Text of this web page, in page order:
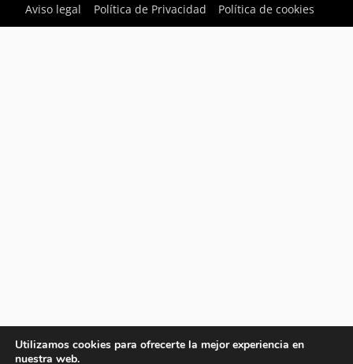
Aviso legal
Política de Privacidad Política de cookies
Utilizamos cookies para ofrecerte la mejor experiencia en
nuestra web.